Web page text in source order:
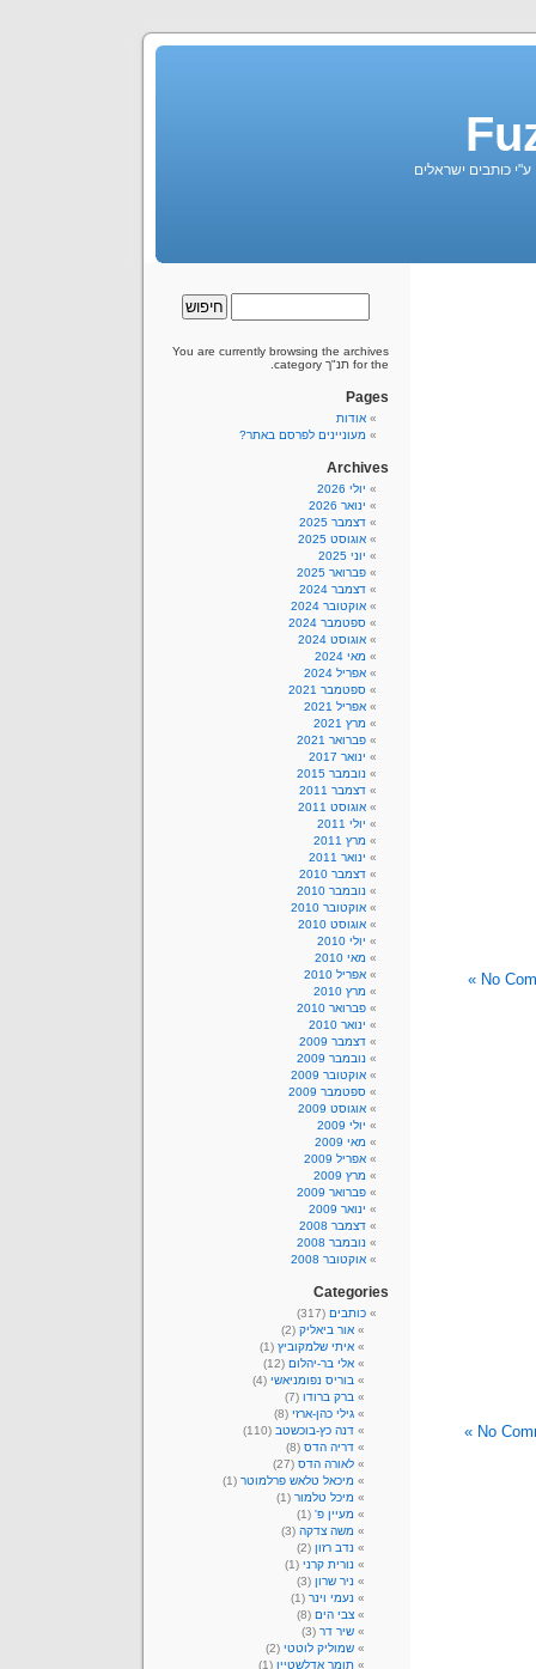
ע"י כותבים ישראלים
No
No
You are currently browsing the archives
for the תנ"ך category.
Pages
אודות
מעוניינים לפרסם באתר?
Archives
יולי 2026
ינואר 2026
דצמבר 2025
אוגוסט 2025
יוני 2025
פברואר 2025
דצמבר 2024
אוקטובר 2024
ספטמבר 2024
אוגוסט 2024
מאי 2024
אפריל 2024
ספטמבר 2021
אפריל 2021
מרץ 2021
פברואר 2021
ינואר 2017
נובמבר 2015
דצמבר 2011
אוגוסט 2011
יולי 2011
מרץ 2011
ינואר 2011
דצמבר 2010
נובמבר 2010
אוקטובר 2010
אוגוסט 2010
יולי 2010
מאי 2010
אפריל 2010
מרץ 2010
פברואר 2010
ינואר 2010
דצמבר 2009
נובמבר 2009
אוקטובר 2009
ספטמבר 2009
אוגוסט 2009
יולי 2009
מאי 2009
אפריל 2009
מרץ 2009
פברואר 2009
ינואר 2009
דצמבר 2008
נובמבר 2008
אוקטובר 2008
Categories
כותבים (317)
אור ביאליק (2)
איתי שלמקוביץ (1)
אלי בר-יהלום (12)
בוריס נפומניאשי (4)
ברק ברודו (7)
גילי כהן-ארזי (8)
דנה כץ-בוכשטב (110)
דריה הדס (8)
לאורה הדס (27)
מיכאל טלאש פרלמוטר (1)
מיכל טלמור (1)
מעיין פ' (1)
משה צדקה (3)
נדב רזון (2)
נורית קרני (1)
ניר שרון (3)
נעמי וינר (1)
צבי הים (8)
שיר דר (3)
שמוליק לוטטי (2)
תומר אדלשטיין (1)